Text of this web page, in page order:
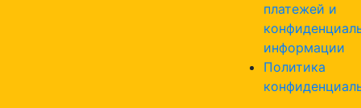
платежей и
информации
Политика